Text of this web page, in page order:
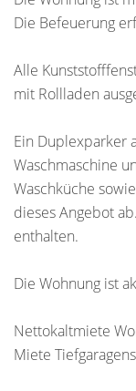
Die Befeuerung
Alle
mit Rollladen
Ein Duplexparker
Waschmaschine
Waschküche
dieses Angebot
enthalten.
Die Wohnung ist
Nettokaltmiete
Miete